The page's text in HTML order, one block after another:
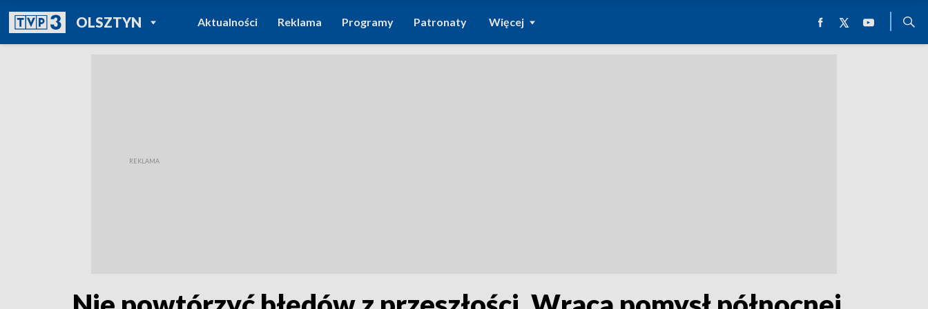
OLSZTYNPOWRÓT DO
TVP REGIONY
Aktualności Reklama Programy Patronaty Więcej